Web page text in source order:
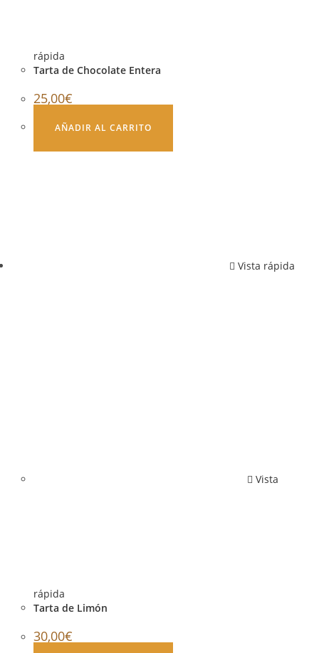
rápida
Tarta de Chocolate Entera
25,00€
AÑADIR AL CARRITO
Vista rápida
Vista
rápida
Tarta de Limón
30,00€